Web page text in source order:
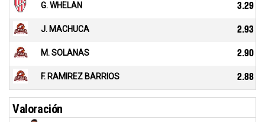
G. WHELAN 3.29
J. MACHUCA 2.93
M. SOLANAS 2.90
F. RAMIREZ BARRIOS 2.88
Valoración